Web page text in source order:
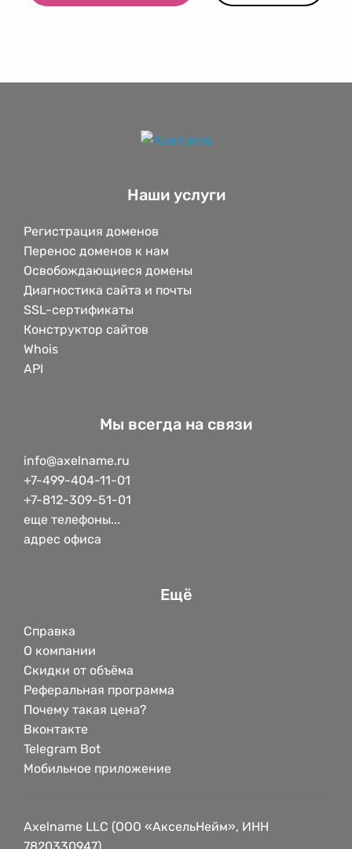
Наши услуги
Регистрация доменов
Перенос доменов к нам
Освобождающиеся домены
Диагностика сайта и почты
SSL-сертификаты
Конструктор сайтов
Whois
API
Мы всегда на связи
info@axelname.ru
+7-499-404-11-01
+7-812-309-51-01
еще телефоны...
адрес офиса
Ещё
Справка
О компании
Скидки от объёма
Реферальная программа
Почему такая цена?
Вконтакте
Telegram Bot
Мобильное приложение
Axelname LLC (ООО «АксельНейм», ИНН